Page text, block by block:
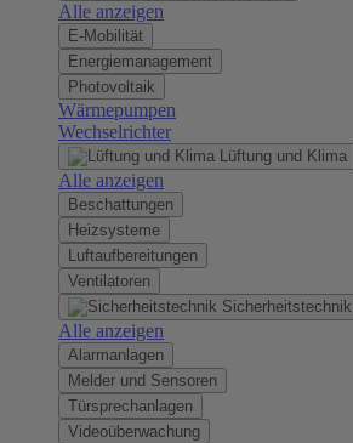
Alle anzeigen
E-Mobilität
Energiemanagement
Photovoltaik
Wärmepumpen
Wechselrichter
Lüftung und Klima
Alle anzeigen
Beschattungen
Heizsysteme
Luftaufbereitungen
Ventilatoren
Sicherheitstechnik
Alle anzeigen
Alarmanlagen
Melder und Sensoren
Türsprechanlagen
Videoüberwachung